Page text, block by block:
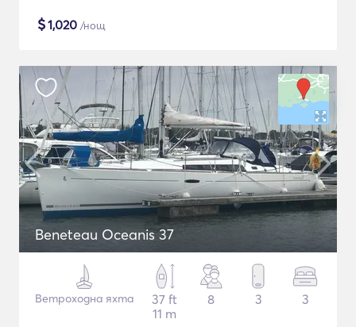
$1,020 /нощ
Beneteau Oceanis 37
Ветроходна яхта
37 ft
11 m
8 3 3